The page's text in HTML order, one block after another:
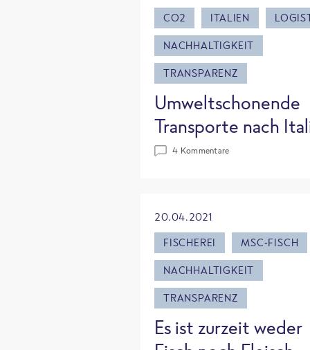
CO2
ITALIEN
NACHHALTIGKEIT
TRANSPARENZ
Umweltschonende
Transporte nach
4 Kommentare
20.04.2021
FISCHEREI
MSC-FISCH
NACHHALTIGKEIT
TRANSPARENZ
Es ist zurzeit weder